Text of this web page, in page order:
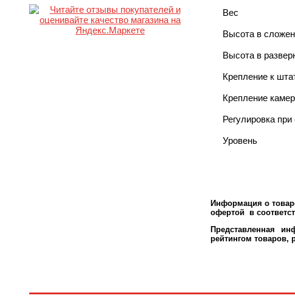
Вес
Высота в
Высота в
Крепление к
Крепление
Регулировка
Уровень
Информация о
офертой в
Представленная
рейтингом товаров,